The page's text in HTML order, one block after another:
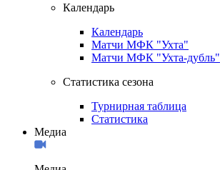
Календарь
Календарь
Матчи МФК "Ухта"
Матчи МФК "Ухта-дубль"
Статистика сезона
Турнирная таблица
Статистика
Медиа